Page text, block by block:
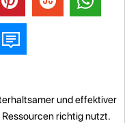
und effektiver
richtig nutzt.